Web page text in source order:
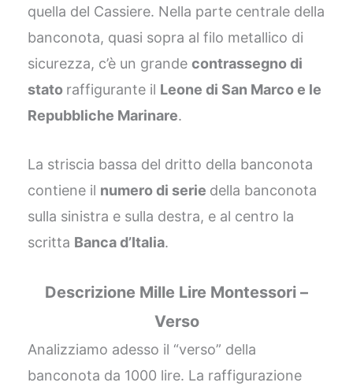
quella del Cassiere. Nella parte centrale della
banconota, quasi sopra al filo metallico di
sicurezza, c’è un grande contrassegno di
stato raffigurante il Leone di San Marco e le
Repubbliche Marinare.
La striscia bassa del dritto della banconota
contiene il numero di serie della banconota
sulla sinistra e sulla destra, e al centro la
scritta Banca d’Italia.
Descrizione Mille Lire Montessori –
Verso
Analizziamo adesso il “verso” della
banconota da 1000 lire. La raffigurazione